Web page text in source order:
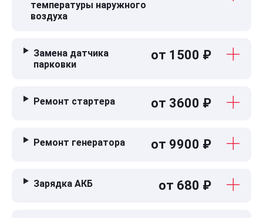
температуры наружного
воздуха
Замена датчика
парковки
от 1500 ₽
Ремонт стартера от 3600 ₽
Ремонт генератора от 9900 ₽
Зарядка АКБ от 680 ₽